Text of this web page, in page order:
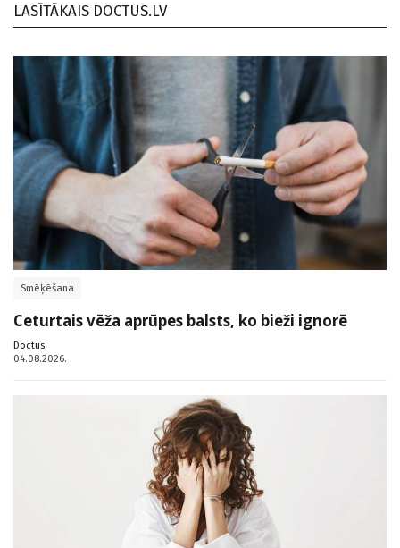
LASĪTĀKAIS DOCTUS.LV
Smēķēšana
Ceturtais vēža aprūpes balsts, ko bieži ignorē
Doctus
04.08.2026.